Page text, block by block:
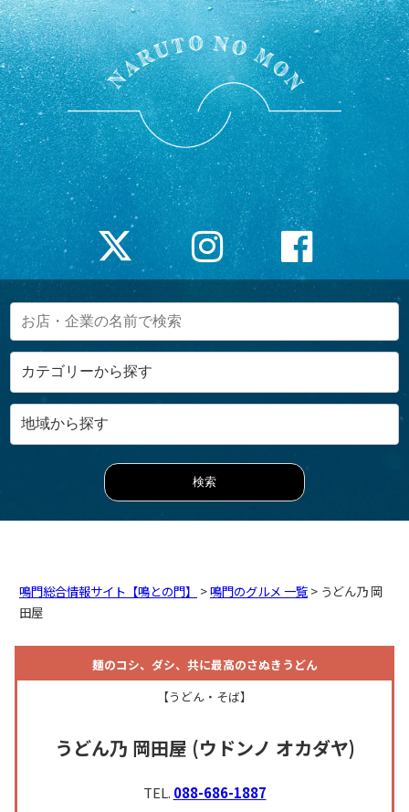
鳴門総合情報サイト【鳴との門】 >鳴門のグルメ 一覧 > うどん乃 岡
田屋
麺のコシ、ダシ、共に最高のさぬきうどん
【うどん・そば】
うどん乃 岡田屋 (ウドンノ オカダヤ)
TEL. 088-686-1887